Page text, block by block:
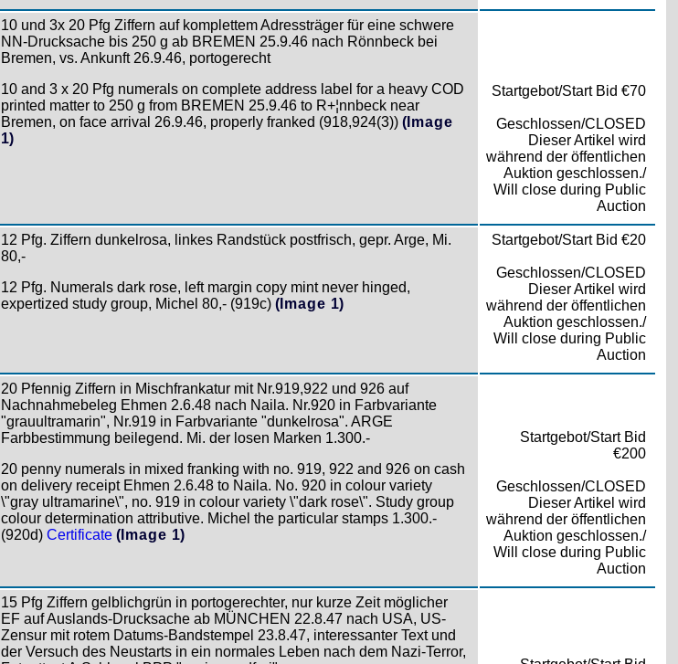
10 und 3x 20 Pfg Ziffern auf komplettem Adressträger für eine schwere
NN-Drucksache bis 250 g ab BREMEN 25.9.46 nach Rönnbeck bei
Bremen, vs. Ankunft 26.9.46, portogerecht
10 and 3 x 20 Pfg numerals on complete address label for a heavy COD
printed matter to 250 g from BREMEN 25.9.46 to R+¦nnbeck near
Bremen, on face arrival 26.9.46, properly franked (918,924(3)) (Image
1)
Startgebot/Start Bid €70
Geschlossen/CLOSED
Dieser Artikel wird
während der öffentlichen
Auktion geschlossen./
Will close during Public
Auction
12 Pfg. Ziffern dunkelrosa, linkes Randstück postfrisch, gepr. Arge, Mi.
80,-
12 Pfg. Numerals dark rose, left margin copy mint never hinged,
expertized study group, Michel 80,- (919c) (Image 1)
Startgebot/Start Bid €20
Geschlossen/CLOSED
Dieser Artikel wird
während der öffentlichen
Auktion geschlossen./
Will close during Public
Auction
20 Pfennig Ziffern in Mischfrankatur mit Nr.919,922 und 926 auf
Nachnahmebeleg Ehmen 2.6.48 nach Naila. Nr.920 in Farbvariante
"grauultramarin", Nr.919 in Farbvariante "dunkelrosa". ARGE
Farbbestimmung beilegend. Mi. der losen Marken 1.300.-
20 penny numerals in mixed franking with no. 919, 922 and 926 on cash
on delivery receipt Ehmen 2.6.48 to Naila. No. 920 in colour variety
\"gray ultramarine\", no. 919 in colour variety \"dark rose\". Study group
colour determination attributive. Michel the particular stamps 1.300.-
(920d) Certificate (Image 1)
Startgebot/Start Bid
€200
Geschlossen/CLOSED
Dieser Artikel wird
während der öffentlichen
Auktion geschlossen./
Will close during Public
Auction
15 Pfg Ziffern gelblichgrün in portogerechter, nur kurze Zeit möglicher
EF auf Auslands-Drucksache ab MÜNCHEN 22.8.47 nach USA, US-
Zensur mit rotem Datums-Bandstempel 23.8.47, interessanter Text und
der Versuch des Neustarts in ein normales Leben nach dem Nazi-Terror,